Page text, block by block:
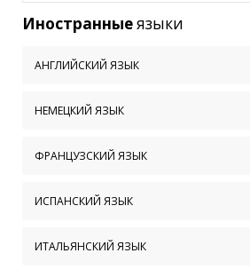
Иностранныеязыки
АНГЛИЙСКИЙ ЯЗЫК
НЕМЕЦКИЙ ЯЗЫК
ФРАНЦУЗСКИЙ ЯЗЫК
ИСПАНСКИЙ ЯЗЫК
ИТАЛЬЯНСКИЙ ЯЗЫК